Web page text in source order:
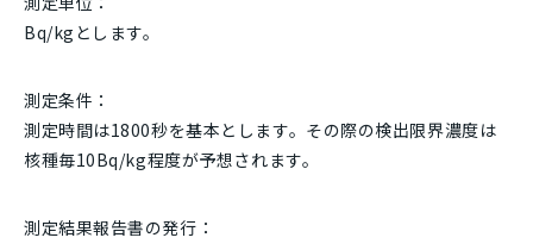
Bq/kgとします。
測定条件：
測定時間は1800秒を基本とします。その際の検出限界濃度は
核種毎10Bq/kg程度が予想されます。
測定結果報告書の発行：